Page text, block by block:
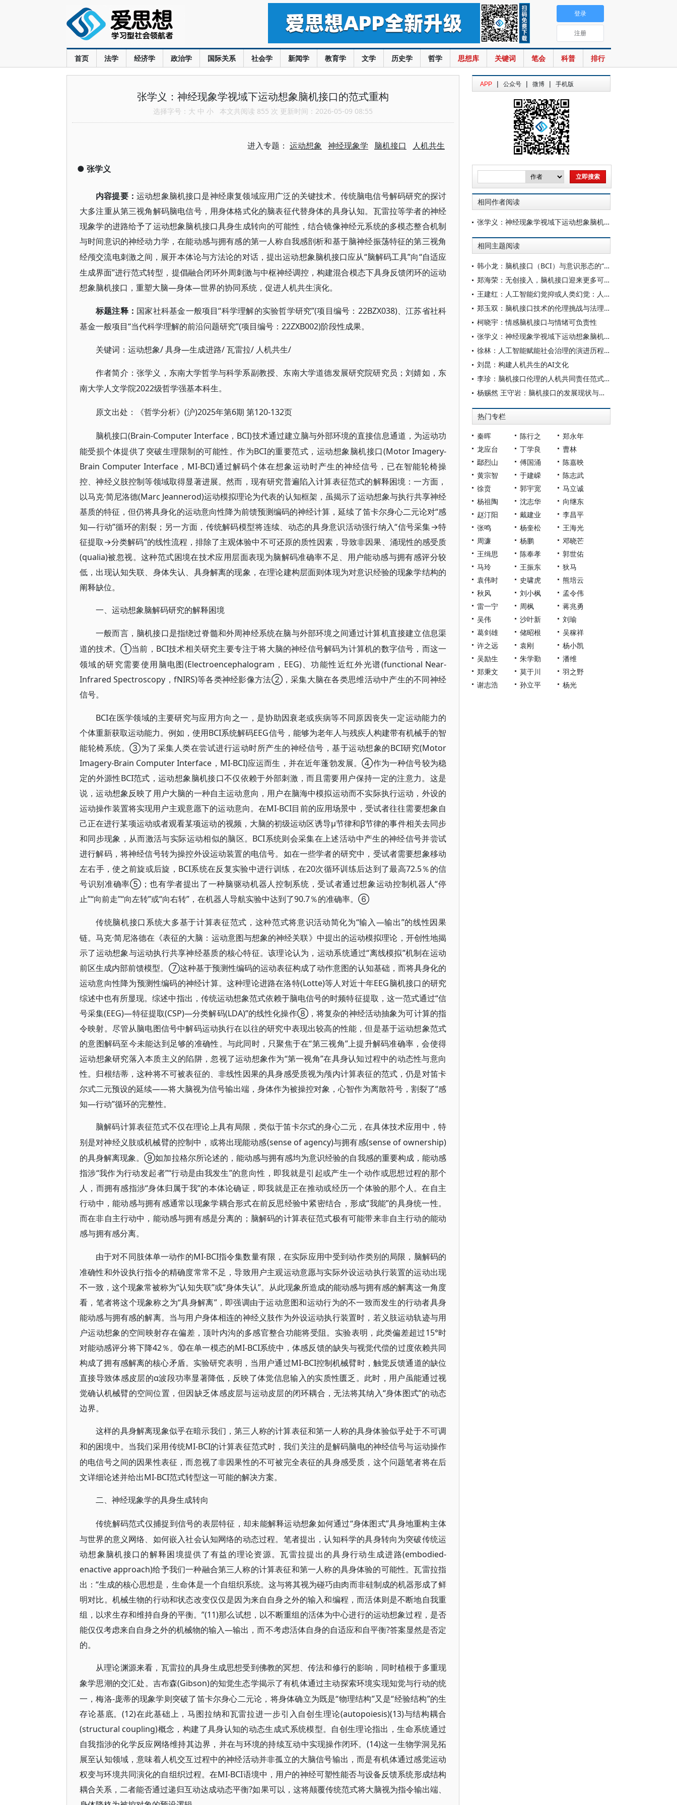
首页 法学 经济学 政治学 国际关系 社会学 新闻学 教育学 文学 历史学 哲学 思想库 关键词 笔会 科普 排行
登录
注册
张学义：神经现象学视域下运动想象脑机接口的范式重构
选择字号： 大 中 小 本文共阅读 855 次 更新时间：2026-05-09 08:55
进入专题： 运动想象 神经现象学 脑机接口 人机共生
● 张学义
内容提要： 运动想象脑机接口是神经康复领域应用广泛的关键技术。传统脑电信号解码研究的探讨
大多注重从第三视角解码脑电信号，用身体格式化的脑表征代替身体的具身认知。瓦雷拉等学者的神经
现象学的进路给予了运动想象脑机接口具身生成转向的可能性，结合镜像神经元系统的多模态整合机制
与时间意识的神经动力学，在能动感与拥有感的第一人称自我感剖析和基于脑神经振荡特征的第三视角
经颅交流电刺激之间，展开本体论与方法论的对话，提出运动想象脑机接口应从“脑解码工具”向“自适应
生成界面”进行范式转型，提倡融合闭环外周刺激与中枢神经调控，构建混合模态下具身反馈闭环的运动
想象脑机接口，重塑大脑—身体—世界的协同系统，促进人机共生演化。
标题注释： 国家社科基金一般项目“科学理解的实验哲学研究”(项目编号：22BZX038)、江苏省社科
基金一般项目“当代科学理解的前沿问题研究”(项目编号：22ZXB002)阶段性成果。
关键词：运动想象/ 具身—生成进路/ 瓦雷拉/ 人机共生/
作者简介：张学义，东南大学哲学与科学系副教授、东南大学道德发展研究院研究员；刘婧如，东
南大学人文学院2022级哲学强基本科生。
原文出处：《哲学分析》 (沪)2025年第6期 第120-132页
脑机接口(Brain-Computer Interface，BCI)技术通过建立脑与外部环境的直接信息通道，为运动功
能受损个体提供了突破生理限制的可能性。作为BCI的重要范式，运动想象脑机接口(Motor Imagery-
Brain Computer Interface，MI-BCI)通过解码个体在想象运动时产生的神经信号，已在智能轮椅操
控、神经义肢控制等领域取得显著进展。然而，现有研究普遍陷入计算表征范式的解释困境：一方面，
以马克·简尼洛德(Marc Jeannerod)运动模拟理论为代表的认知框架，虽揭示了运动想象与执行共享神经
基质的特征，但仍将具身化的运动意向性降为前馈预测编码的神经计算，延续了笛卡尔身心二元论对“感
知—行动”循环的割裂；另一方面，传统解码模型将连续、动态的具身意识活动强行纳入“信号采集→特
征提取→分类解码”的线性流程，排除了主观体验中不可还原的质性因素，导致非因果、涌现性的感受质
(qualia)被忽视。这种范式困境在技术应用层面表现为脑解码准确率不足、用户能动感与拥有感评分较
低，出现认知失联、身体失认、具身解离的现象，在理论建构层面则体现为对意识经验的现象学结构的
阐释缺位。
一、运动想象脑解码研究的解释困境
一般而言，脑机接口是指绕过脊髓和外周神经系统在脑与外部环境之间通过计算机直接建立信息渠
道的技术。①当前，BCI技术相关研究主要专注于将大脑的神经信号解码为计算机的数字信号，而这一
领域的研究需要使用脑电图(Electroencephalogram，EEG)、功能性近红外光谱(functional Near-
Infrared Spectroscopy，fNIRS)等各类神经影像方法②，采集大脑在各类思维活动中产生的不同神经
信号。
BCI在医学领域的主要研究与应用方向之一，是协助因衰老或疾病等不同原因丧失一定运动能力的
个体重新获取运动能力。例如，使用BCI系统解码EEG信号，能够为老年人与残疾人构建带有机械手的智
能轮椅系统。③为了采集人类在尝试进行运动时所产生的神经信号，基于运动想象的BCI研究(Motor
Imagery-Brain Computer Interface，MI-BCI)应运而生，并在近年蓬勃发展。④作为一种信号较为稳
定的外源性BCI范式，运动想象脑机接口不仅依赖于外部刺激，而且需要用户保持一定的注意力。这是
说，运动想象反映了用户大脑的一种自主运动意向，用户在脑海中模拟运动而不实际执行运动，外设的
运动操作装置将实现用户主观意愿下的运动意向。在MI-BCI目前的应用场景中，受试者往往需要想象自
己正在进行某项运动或者观看某项运动的视频，大脑的初级运动区诱导μ节律和β节律的事件相关去同步
和同步现象，从而激活与实际运动相似的脑区。BCI系统则会采集在上述活动中产生的神经信号并尝试
进行解码，将神经信号转为操控外设运动装置的电信号。如在一些学者的研究中，受试者需要想象移动
左右手，使之前旋或后旋，BCI系统在反复实验中进行训练，在20次循环训练后达到了最高72.5％的信
号识别准确率⑤；也有学者提出了一种脑驱动机器人控制系统，受试者通过想象运动控制机器人“停
止”“向前走”“向左转”或“向右转”，在机器人导航实验中达到了90.7％的准确率。⑥
传统脑机接口系统大多基于计算表征范式，这种范式将意识活动简化为“输入—输出”的线性因果
链。马克·简尼洛德在《表征的大脑：运动意图与想象的神经关联》中提出的运动模拟理论，开创性地揭
示了运动想象与运动执行共享神经基质的核心特征。该理论认为，运动系统通过“离线模拟”机制在运动
前区生成内部前馈模型。⑦这种基于预测性编码的运动表征构成了动作意图的认知基础，而将具身化的
运动意向性降为预测性编码的神经计算。这种理论进路在洛特(Lotte)等人对近十年EEG脑机接口的研究
综述中也有所显现。综述中指出，传统运动想象范式依赖于脑电信号的时频特征提取，这一范式通过“信
号采集(EEG)—特征提取(CSP)—分类解码(LDA)”的线性化操作⑧，将复杂的神经活动抽象为可计算的指
令映射。尽管从脑电图信号中解码运动执行在以往的研究中表现出较高的性能，但是基于运动想象范式
的意图解码至今未能达到足够的准确性。与此同时，只聚焦于在“第三视角”上提升解码准确率，会使得
运动想象研究落入本质主义的陷阱，忽视了运动想象作为“第一视角”在具身认知过程中的动态性与意向
性。归根结蒂，这种将不可被表征的、非线性因果的具身感受质视为颅内计算表征的范式，仍是对笛卡
尔式二元预设的延续——将大脑视为信号输出端，身体作为被操控对象，心智作为离散符号，割裂了“感
知—行动”循环的完整性。
脑解码计算表征范式不仅在理论上具有局限，类似于笛卡尔式的身心二元，在具体技术应用中，特
别是对神经义肢或机械臂的控制中，或将出现能动感(sense of agency)与拥有感(sense of ownership)
的具身解离现象。⑨如加拉格尔所论述的，能动感与拥有感均为意识经验的自我感的重要构成，能动感
指涉“我作为行动发起者”“行动是由我发生”的意向性，即我就是引起或产生一个动作或思想过程的那个
人，而拥有感指涉“身体归属于我”的本体论确证，即我就是正在推动或经历一个体验的那个人。在自主
行动中，能动感与拥有感通常以现象学耦合形式在前反思经验中紧密结合，形成“我能”的具身统一性。
而在非自主行动中，能动感与拥有感是分离的；脑解码的计算表征范式极有可能带来非自主行动的能动
感与拥有感分离。
由于对不同肢体单一动作的MI-BCI指令集数量有限，在实际应用中受到动作类别的局限，脑解码的
准确性和外设执行指令的精确度常常不足，导致用户主观运动意愿与实际外设运动执行装置的运动出现
不一致，这个现象常被称为“认知失联”或“身体失认”。从此现象所造成的能动感与拥有感的解离这一角度
看，笔者将这个现象称之为“具身解离”，即强调由于运动意图和运动行为的不一致而发生的行动者具身
能动感与拥有感的解离。当与用户身体相连的神经义肢作为外设运动执行装置时，若义肢运动轨迹与用
户运动想象的空间映射存在偏差，顶叶内沟的多感官整合功能将受阻。实验表明，此类偏差超过15°时
对能动感评分将下降42％。⑩在单一模态的MI-BCI系统中，体感反馈的缺失与视觉代偿的过度依赖共同
构成了拥有感解离的核心矛盾。实验研究表明，当用户通过MI-BCI控制机械臂时，触觉反馈通道的缺位
直接导致体感皮层的α波段功率显著降低，反映了体觉信息输入的实质性匮乏。此时，用户虽能通过视
觉确认机械臂的空间位置，但因缺乏体感皮层与运动皮层的闭环耦合，无法将其纳入“身体图式”的动态
边界。
这样的具身解离现象似乎在暗示我们，第三人称的计算表征和第一人称的具身体验似乎处于不可调
和的困境中。当我们采用传统MI-BCI的计算表征范式时，我们关注的是解码脑电的神经信号与运动操作
的电信号之间的因果性表征，而忽视了非因果性的不可被完全表征的具身感受质，这个问题笔者将在后
文详细论述并给出MI-BCI范式转型这一可能的解决方案。
二、神经现象学的具身生成转向
传统解码范式仅捕捉到信号的表层特征，却未能解释运动想象如何通过“身体图式”具身地重构主体
与世界的意义网络、如何嵌入社会认知网络的动态过程。笔者提出，认知科学的具身转向为突破传统运
动想象脑机接口的解释困境提供了有益的理论资源。瓦雷拉提出的具身行动生成进路(embodied-
enactive approach)给予我们一种融合第三人称的计算表征和第一人称的具身体验的可能性。瓦雷拉指
出：“生成的核心思想是，生命体是一个自组织系统。这与将其视为碰巧由肉而非硅制成的机器形成了鲜
明对比。机械生物的行动和状态改变仅仅是因为来自自身之外的输入和编程，而活体则是不断地自我重
组，以求生存和维持自身的平衡。”(11)那么试想，以不断重组的活体为中心进行的运动想象过程，是否
能仅仅考虑来自自身之外的机械物的输入—输出，而不考虑活体自身的自适应和自平衡?答案显然是否定
的。
从理论渊源来看，瓦雷拉的具身生成思想受到佛教的冥想、传法和修行的影响，同时植根于多重现
象学思潮的交汇处。吉布森(Gibson)的知觉生态学揭示了有机体通过主动探索环境实现知觉与行动的统
一，梅洛-庞蒂的现象学则突破了笛卡尔身心二元论，将身体确立为既是“物理结构”又是“经验结构”的生
存论基底。(12)在此基础上，马图拉纳和瓦雷拉进一步引入自创生理论(autopoiesis)(13)与结构耦合
(structural coupling)概念，构建了具身认知的动态生成式系统模型。自创生理论指出，生命系统通过
自我指涉的化学反应网络维持其边界，并在与环境的持续互动中实现操作闭环。(14)这一生物学洞见拓
展至认知领域，意味着人机交互过程中的神经活动并非孤立的大脑信号输出，而是有机体通过感觉运动
权变与环境共同演化的自组织过程。在MI-BCI语境中，用户的神经可塑性能否与设备反馈系统形成结构
耦合关系，二者能否通过递归互动达成动态平衡?如果可以，这将颠覆传统范式将大脑视为指令输出端、
APP | 公众号 | 微博 | 手机版
相同作者阅读
张学义：神经现象学视域下运动想象脑机接口的范式重构
相同主题阅读
韩小龙：脑机接口（BCI）与意识形态的“神经殖民”风险
郑海荣：无创接入，脑机接口迎来更多可能
王建红：人工智能幻觉抑或人类幻觉：人机共生中的冲突与调适
郑玉双：脑机接口技术的伦理挑战与法理应对
柯晓宇：情感脑机接口与情绪可负责性
张学义：神经现象学视域下运动想象脑机接口的范式重构
徐林：人工智能赋能社会治理的演进历程与前景展望
刘昆：构建人机共生的AI文化
李珍：脑机接口伦理的人机共同责任范式建构
杨赐然 王守岩：脑机接口的发展现状与未来展望
热门专栏
秦晖 陈行之
郑永年
龙应台
丁学良
曹林
鄢烈山
傅国涌
陈嘉映
黄宗智
于建嵘
陈志武
徐贲
郭宇宽
马立诚
杨祖陶
沈志华
向继东
赵汀阳
戴建业
李昌平
张鸣
杨奎松
王海光
周濂
杨鹏
邓晓芒
王缉思
陈奉孝
郭世佑
马玲
王振东
狄马
袁伟时
史啸虎
熊培云
秋风
刘小枫
孟令伟
雷一宁
周枫
蒋兆勇
吴伟
沙叶新
刘瑜
葛剑雄
储昭根
吴稼祥
许之远
袁刚
杨小凯
吴励生
朱学勤
潘维
郑秉文
莫于川
羽之野
谢志浩
孙立平 杨光